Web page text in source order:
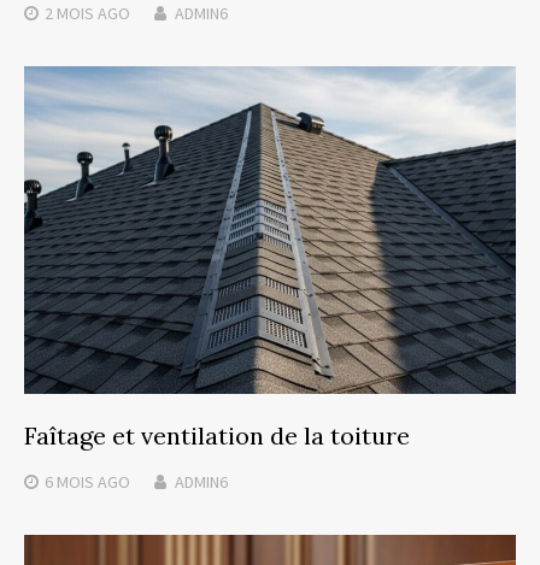
2 MOIS AGO ADMIN6
Faîtage et ventilation de la toiture
6 MOIS AGO ADMIN6